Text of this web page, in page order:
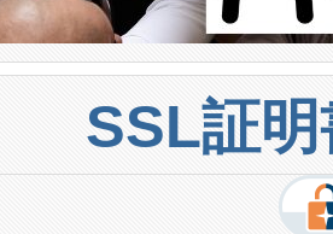
SSL証